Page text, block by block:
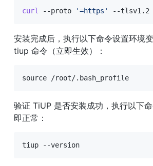
curl --proto '=https' --tlsv1.2
安装完成后，执行以下命令设置环境
tiup 命令（立即生效）：
source /root/.bash_profile
验证 TiUP 是否安装成功，执行以下
即正常：
tiup --version